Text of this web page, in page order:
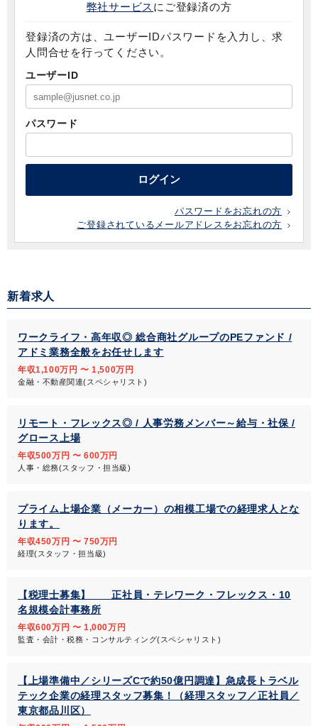
弊社サービス にご登録済の方
登録済の方は、ユーザーIDパスワードを入力し、求
人問合せを行ってください。
ユーザーID
パスワード
ログイン
パスワードをお忘れの方
ご登録されているメールアドレスをお忘れの方
新着求人
ワークライフ・高年収◎ 総合商社グループのPEファンド /
アドミ業務全般をお任せします
年収1,100万円 〜 1,500万円
金融・不動産関連(スペシャリスト)
リモート・フレックス◎ / 人事労務メンバー～給与・社保 /
グロース上場
年収500万円 〜 600万円
人事・総務(スタッフ・担当級)
プライム上場企業（メーカー）の相模工場での経理求人とな
ります。
年収450万円 〜 750万円
経理(スタッフ・担当級)
【税理士募集】 正社員・テレワーク・フレックス・10
名規模会計事務所
年収600万円 〜 1,000万円
監査・会計・税務・コンサルティング(スペシャリスト)
【上場準備中／シリーズCで約50億円調達】急成長トラベル
テック企業の経理スタッフ募集！（経理スタッフ／正社員／
東京都品川区）